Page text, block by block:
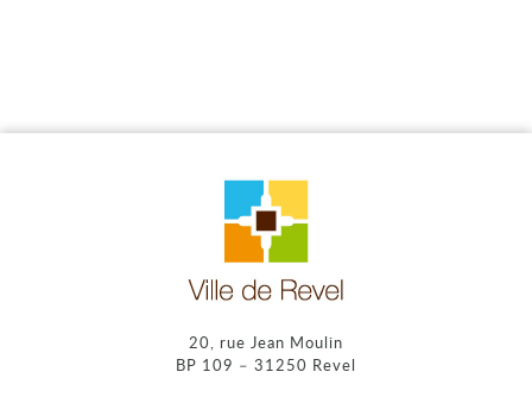
20, rue Jean Moulin
BP 109 – 31250 Revel